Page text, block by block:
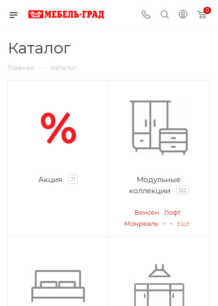
0
Каталог
Главная — Каталог
Акция 71
Модульные
коллекции
122
Венсен
Лофт
Монреаль
+ + ЕЩЕ